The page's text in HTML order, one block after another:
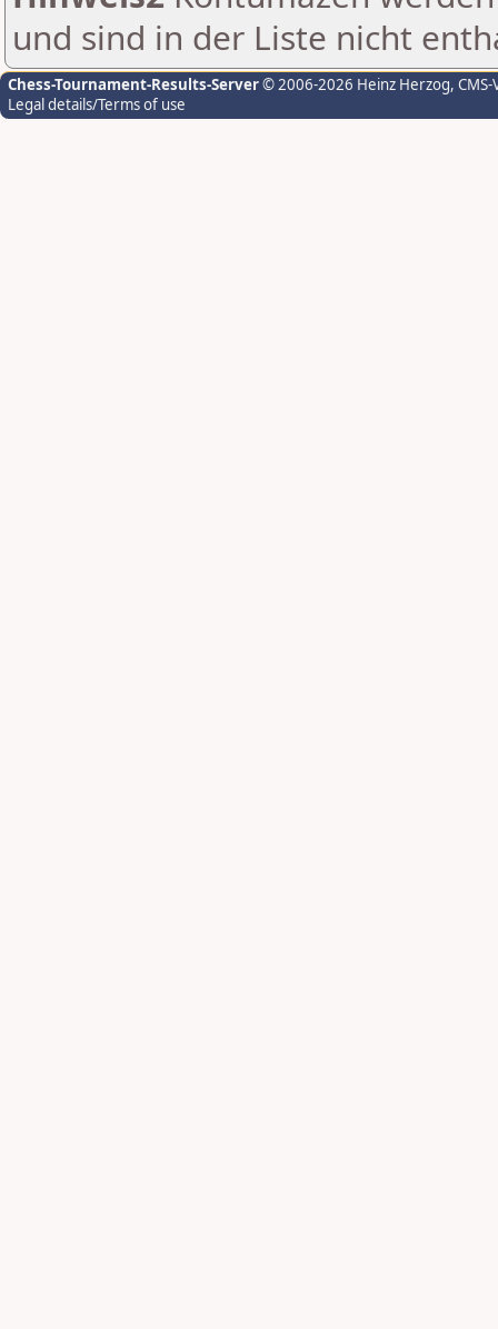
und sind in der Liste nicht
Chess-Tournament-Results-Server© 2006-2026 Heinz Herzog,
Legal details/Terms of use